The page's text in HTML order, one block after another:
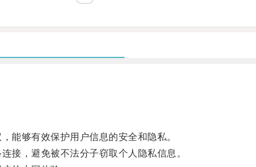
够有效保护用户信息的安全和隐私。
，避免被不法分子窃取个人隐私信息。